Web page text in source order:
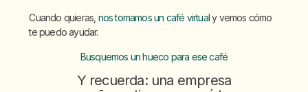
Cuando quieras, nos tomamos un café virtualy vemos cómo
te puedo ayudar.
Busquemos un hueco para ese café
Y recuerda: una empresa